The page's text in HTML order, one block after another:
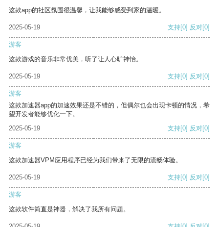
这款app的社区氛围很温馨，让我能够感受到家的温暖。
2025-05-19 支持[0] 反对[0]
游客
这款游戏的音乐非常优美，听了让人心旷神怡。
2025-05-19 支持[0] 反对[0]
游客
这款加速器app的加速效果还是不错的，但偶尔也会出现卡顿的情况，希
望开发者能够优化一下。
2025-05-19
支持[0] 反对[0]
游客
这款加速器VPM应用程序已经为我们带来了无限的流畅体验。
2025-05-19 支持[0] 反对[0]
游客
这款软件简直是神器，解决了我所有问题。